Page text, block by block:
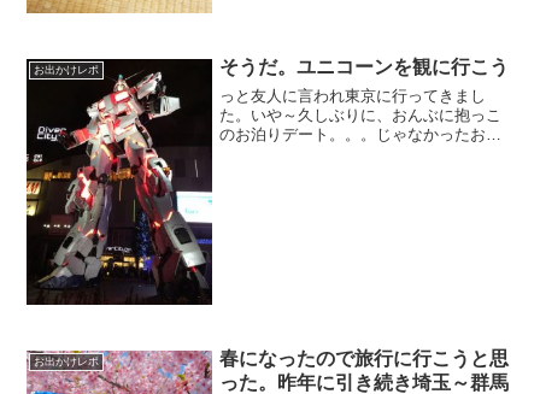
お出かけレポ そうだ。ユニコーンを観に行こう
っと友人に言われ東京に行ってきまし
た。いや～久しぶりに、おんぶに抱っこ
のお泊りデート。。。じゃなかったお出
お出かけレポ
春になったので旅行に行こうと思
った。昨年に引き続き埼玉～群馬